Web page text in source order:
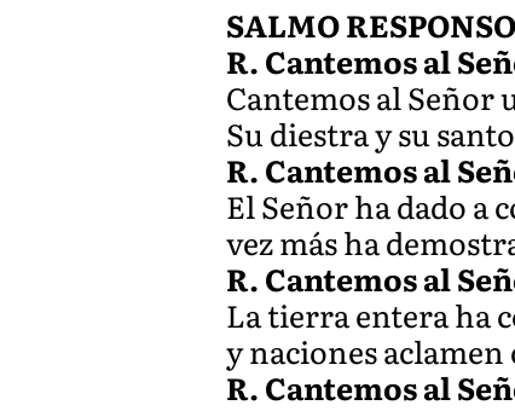
SALMO
R. Cantemos al
Cantemos al Señor
Su diestra y su
R. Cantemos al
El Señor ha dado a
vez más ha
R. Cantemos al
La tierra entera ha
y naciones
R. Cantemos al